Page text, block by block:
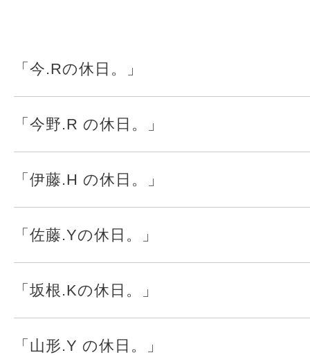
「今.Rの休日。」
「今野.R の休日。」
「伊藤.H の休日。」
「佐藤.Yの休日。」
「坂根.Kの休日。」
「山形.Y の休日。」